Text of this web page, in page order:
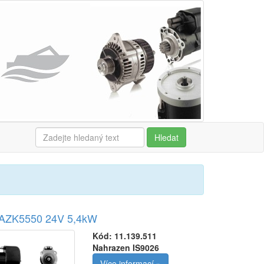
Hledat
24V 5,4kW
Kód: 11.139.511
Nahrazen IS9026